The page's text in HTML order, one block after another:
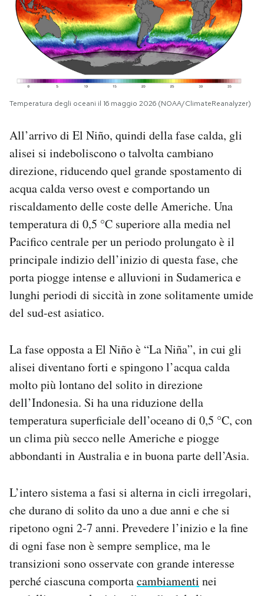
Temperatura degli oceani il 16 maggio 2026 (NOAA/ClimateReanalyzer)
All’arrivo di El Niño, quindi della fase calda, gli
alisei si indeboliscono o talvolta cambiano
direzione, riducendo quel grande spostamento di
acqua calda verso ovest e comportando un
riscaldamento delle coste delle Americhe. Una
temperatura di 0,5 °C superiore alla media nel
Pacifico centrale per un periodo prolungato è il
principale indizio dell’inizio di questa fase, che
porta piogge intense e alluvioni in Sudamerica e
lunghi periodi di siccità in zone solitamente umide
del sud-est asiatico.
La fase opposta a El Niño è “La Niña”, in cui gli
alisei diventano forti e spingono l’acqua calda
molto più lontano del solito in direzione
dell’Indonesia. Si ha una riduzione della
temperatura superficiale dell’oceano di 0,5 °C, con
un clima più secco nelle Americhe e piogge
abbondanti in Australia e in buona parte dell’Asia.
L’intero sistema a fasi si alterna in cicli irregolari,
che durano di solito da uno a due anni e che si
ripetono ogni 2-7 anni. Prevedere l’inizio e la fine
di ogni fase non è sempre semplice, ma le
transizioni sono osservate con grande interesse
perché ciascuna comportacambiamenti nei